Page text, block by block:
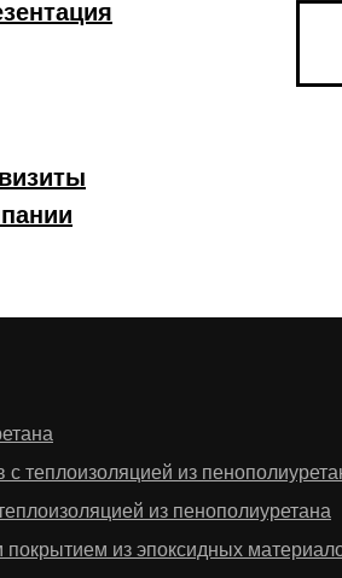
теплоизоляцией из
из пенополиуретана
из эпоксидных